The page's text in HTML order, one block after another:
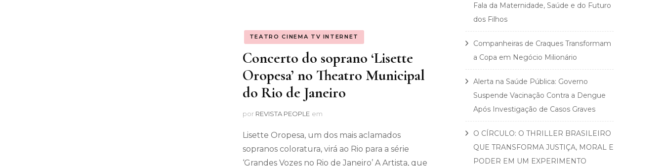
TEATRO CINEMA TV INTERNET
Concerto do soprano ‘Lisette
Oropesa’ no Theatro Municipal
do Rio de Janeiro
por REVISTA PEOPLE em
Lisette Oropesa, um dos mais aclamados
sopranos coloratura, virá ao Rio para a série
‘Grandes Vozes no Rio de Janeiro’ A Artista, que
Fala da Maternidade, Saúde e do Futuro
dos Filhos
Companheiras de Craques Transformam
a Copa em Negócio Milionário
Alerta na Saúde Pública: Governo
Suspende Vacinação Contra a Dengue
Após Investigação de Casos Graves
O CÍRCULO: O THRILLER BRASILEIRO
QUE TRANSFORMA JUSTIÇA, MORAL E
PODER EM UM EXPERIMENTO